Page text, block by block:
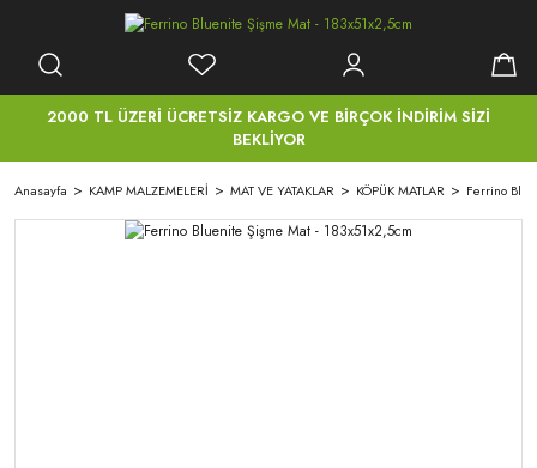
2000 TL ÜZERİ ÜCRETSİZ KARGO VE BİRÇOK İNDİRİM SİZİ
BEKLİYOR
Anasayfa KAMP MALZEMELERİ MAT VE YATAKLAR KÖPÜK MATLAR Ferrino